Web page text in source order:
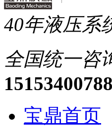
40年液压系
全国统一咨
15153400788
宝鼎首页